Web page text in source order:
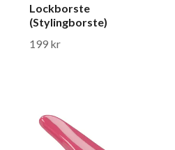
Lockborste
(Stylingborste)
199 kr